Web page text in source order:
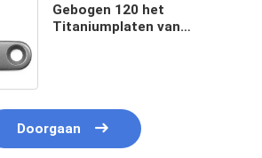
Gebogen 120 het
Titaniumplaten van
Doorgaan